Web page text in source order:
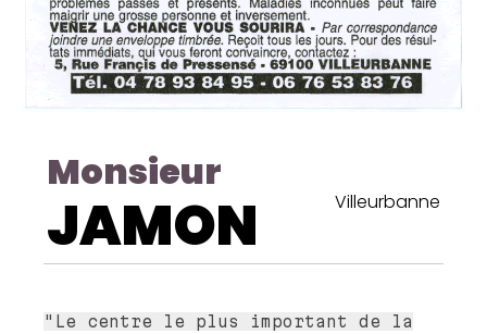
Monsieur
JAMON Villeurbanne
"Le centre le plus important de la